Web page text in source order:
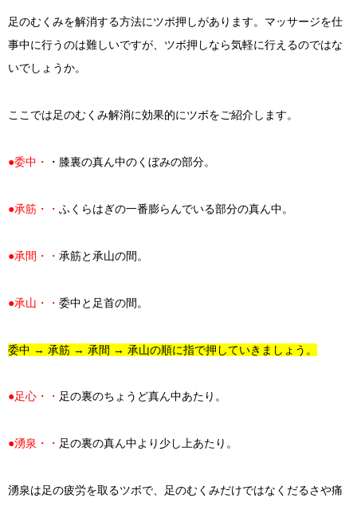
足のむくみを解消する方法にツボ押しがあります。マッサージを仕
事中に行うのは難しいですが、ツボ押しなら気軽に行えるのではな
いでしょうか。
ここでは足のむくみ解消に効果的にツボをご紹介します。
●委中・ ・膝裏の真ん中のくぼみの部分。
●承筋・・ ふくらはぎの一番膨らんでいる部分の真ん中。
●承間・・ 承筋と承山の間。
●承山・・ 委中と足首の間。
委中 → 承筋 → 承間 → 承山の順に指で押していきましょう。
●足心・・ 足の裏のちょうど真ん中あたり。
●湧泉・・ 足の裏の真ん中より少し上あたり。
湧泉は足の疲労を取るツボで、足のむくみだけではなくだるさや痛